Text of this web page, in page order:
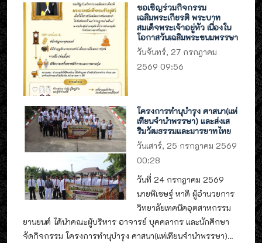
ขอเชิญร่วมกิจกรรม
เฉลิมพระเกียรติ พระบาท
สมเด็จพระเจ้าอยู่หัว เนื่องใน
โอกาสวันเฉลิมพระชนมพรรษา
วันจันทร์, 27 กรกฎาคม
2569 09:56
โครงการทำนุบำรุง ศาสนา(แห่
เทียนจำนำพรรษา) และส่งเส
ริมวัฒธรรมและมารยาทไทย
วันเสาร์, 25 กรกฎาคม 2569
00:28
วันที่ 24 กรกฎาคม 2569
นายพิเชษฐ์ หาดี ผู้อำนวยการ
วิทยาลัยเทคนิคอุตสาหกรรม
ยานยนต์ ได้นำคณะผู้บริหาร อาจารย์ บุคคลากร และนักศึกษา
จัดกิจกรรม โครงการทำนุบำรุง ศาสนา(แห่เทียนจำนำพรรษา)...